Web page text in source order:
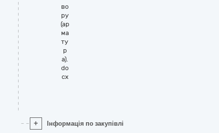
во
ру
(ар
ма
ту
р
а).
do
cx
+ Інформація по закупівлі